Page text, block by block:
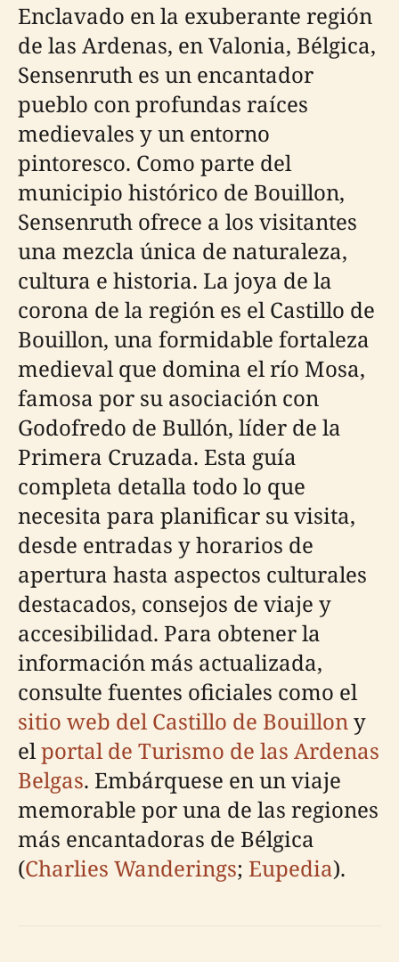
Enclavado en la exuberante región
de las Ardenas, en Valonia, Bélgica,
Sensenruth es un encantador
pueblo con profundas raíces
medievales y un entorno
pintoresco. Como parte del
municipio histórico de Bouillon,
Sensenruth ofrece a los visitantes
una mezcla única de naturaleza,
cultura e historia. La joya de la
corona de la región es el Castillo de
Bouillon, una formidable fortaleza
medieval que domina el río Mosa,
famosa por su asociación con
Godofredo de Bullón, líder de la
Primera Cruzada. Esta guía
completa detalla todo lo que
necesita para planificar su visita,
desde entradas y horarios de
apertura hasta aspectos culturales
destacados, consejos de viaje y
accesibilidad. Para obtener la
información más actualizada,
consulte fuentes oficiales como el
sitio web del Castillo de Bouillony
elportal de Turismo de las Ardenas
Belgas. Embárquese en un viaje
memorable por una de las regiones
más encantadoras de Bélgica
(Charlies Wanderings; Eupedia).